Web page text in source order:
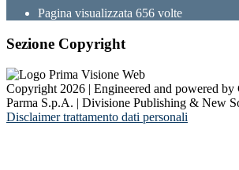
Pagina visualizzata 656 volte
Sezione Copyright
Copyright 2026 | Engineered and powered by
Parma S.p.A. | Divisione Publishing & New
Disclaimer trattamento dati personali